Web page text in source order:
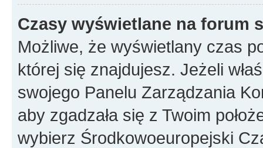
Czasy wyświetlane na forum
Możliwe, że wyświetlany czas
której się znajdujesz. Jeżeli
swojego Panelu Zarządzania
aby zgadzała się z Twoim
wybierz Środkowoeuropejski